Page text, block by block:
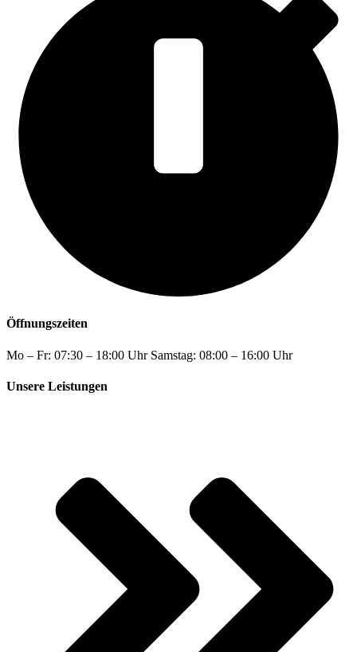
Öffnungszeiten
Mo – Fr: 07:30 – 18:00 Uhr Samstag: 08:00 – 16:00 Uhr
Unsere Leistungen